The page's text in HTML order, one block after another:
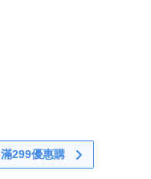
滿299優惠購